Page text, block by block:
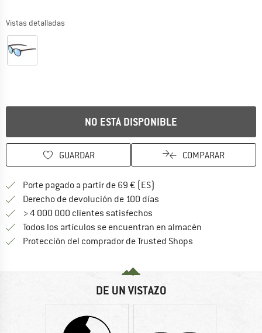
Vistas detalladas
NO ESTÁ DISPONIBLE
GUARDAR COMPARAR
Porte pagado a partir de 69 € (ES)
Derecho de devolución de 100 días
> 4 000 000 clientes satisfechos
Todos los artículos se encuentran en almacén
Protección del comprador de Trusted Shops
DE UN VISTAZO